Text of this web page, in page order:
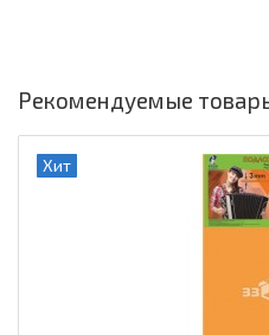
Рекомендуемые
Хит